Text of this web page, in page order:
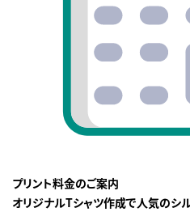
プリント料金のご案内
オリジナルTシャツ作成で人気のシ